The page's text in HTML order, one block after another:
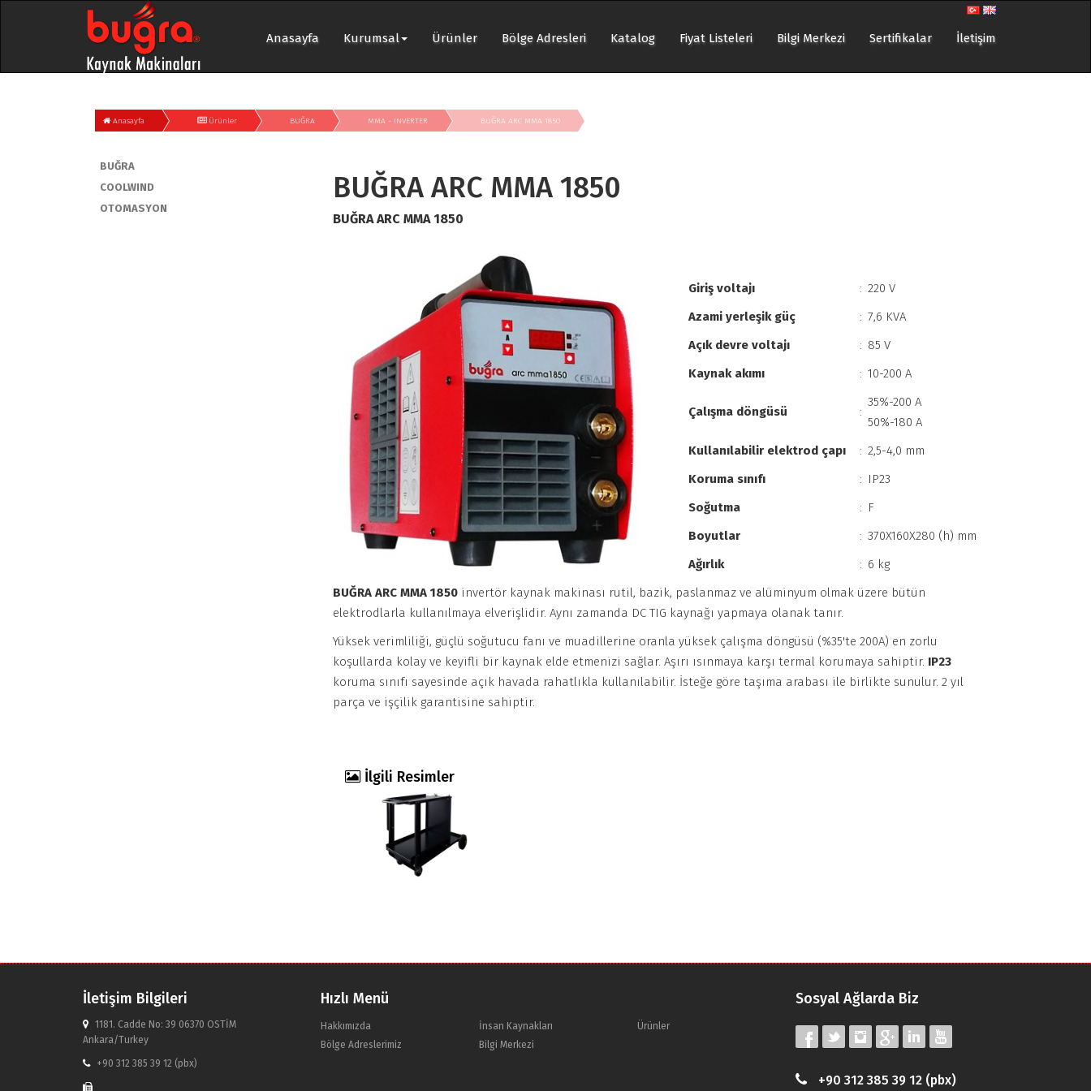
Anasayfa Kurumsal Ürünler Bölge Adresleri Katalog Fiyat Listeleri Bilgi Merkezi Sertifikalar İletişim
Anasayfa Ürünler BUĞRA MMA - INVERTER BUĞRA ARC MMA 1850
BUĞRA
COOLWIND
OTOMASYON
BUĞRA ARC MMA 1850
BUĞRA ARC MMA 1850
Giriş voltajı : 220 V
Azami yerleşik güç
: 7,6 KVA
Açık devre voltajı
: 85 V
Kaynak akımı
: 10-200 A
Çalışma döngüsü :
35%-200 A
50%-180 A
Kullanılabilir elektrod çapı
: 2,5-4,0 mm
Koruma sınıfı
: IP23
Soğutma
: F
Boyutlar
: 370X160X280 (h) mm
Ağırlık
: 6 kg
BUĞRA ARC MMA 1850invertör kaynak makinası rutil, bazik, paslanmaz ve alüminyum olmak üzere bütün
elektrodlarla kullanılmaya elverişlidir. Aynı zamanda DC TIG kaynağı yapmaya olanak tanır.
Yüksek verimliliği, güçlü soğutucu fanı ve muadillerine oranla yüksek çalışma döngüsü (%35'te 200A) en zorlu
koşullarda kolay ve keyifli bir kaynak elde etmenizi sağlar. Aşırı ısınmaya karşı termal korumaya sahiptir. IP23
koruma sınıfı sayesinde açık havada rahatlıkla kullanılabilir. İsteğe göre taşıma arabası ile birlikte sunulur. 2 yıl
parça ve işçilik garantisine sahiptir.
İlgili Resimler
İletişim Bilgileri
1181. Cadde No: 39 06370 OSTİM
Ankara/Turkey
+90 312 385 39 12 (pbx)
Hızlı Menü
Hakkımızda
Bölge Adreslerimiz
İnsan Kaynakları
Bilgi Merkezi
Ürünler
Sosyal Ağlarda Biz
+90 312 385 39 12 (pbx)